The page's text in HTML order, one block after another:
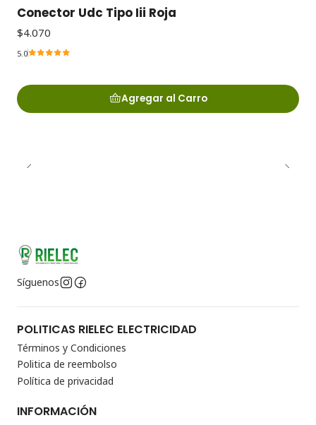
Conector Udc Tipo Iii Roja
$4.070
5.0
Agregar al Carro
Síguenos
POLITICAS RIELEC ELECTRICIDAD
Términos y Condiciones
Politica de reembolso
Política de privacidad
INFORMACIÓN